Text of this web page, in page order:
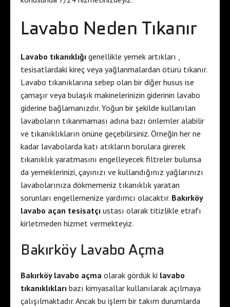
Lavabo Neden Tıkanır
Lavabo tıkanıklığı genellikle yemek artıkları ,
tesisatlardaki kireç veya yağlanmalardan ötürü tıkanır.
Lavabo tıkanıklarına sebep olan bir diğer husus ise
çamaşır veya bulaşık makinelerinizin giderinin lavabo
giderine bağlamanızdır. Yoğun bir şekilde kullanılan
lavaboların tıkanmaması adına bazı önlemler alabilir
ve tıkanıklıkların önüne geçebilirsiniz. Örneğin her ne
kadar lavabolarda katı atıkların borulara girerek
tıkanıklık yaratmasını engelleyecek filtreler bulunsa
da yemeklerinizi, çayınızı ve kullandığınız yağlarınızı
lavabolarınıza dökmemeniz tıkanıklık yaratan
sorunları engellemenize yardımcı olacaktır. Bakırköy
lavabo açan tesisatçı ustası olarak titizlikle etrafı
kirletmeden hizmet vermekteyiz.
Bakırköy Lavabo Açma
Bakırköy lavabo açma olarak gördük ki lavabo
tıkanıklıkları bazı kimyasallar kullanılarak açılmaya
çalışılmaktadır. Ancak bu işlem bir takım durumlarda